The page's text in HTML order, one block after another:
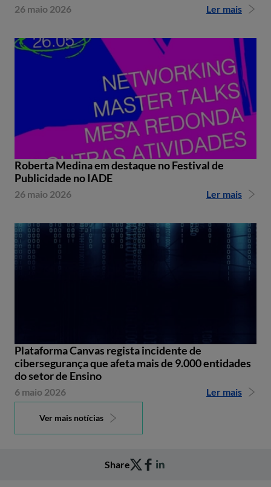
26 maio 2026 Ler mais
Roberta Medina em destaque no Festival de
Publicidade no IADE
26 maio 2026 Ler mais
Plataforma Canvas regista incidente de
cibersegurança que afeta mais de 9.000 entidades
do setor de Ensino
6 maio 2026 Ler mais
Ver mais notícias
Share